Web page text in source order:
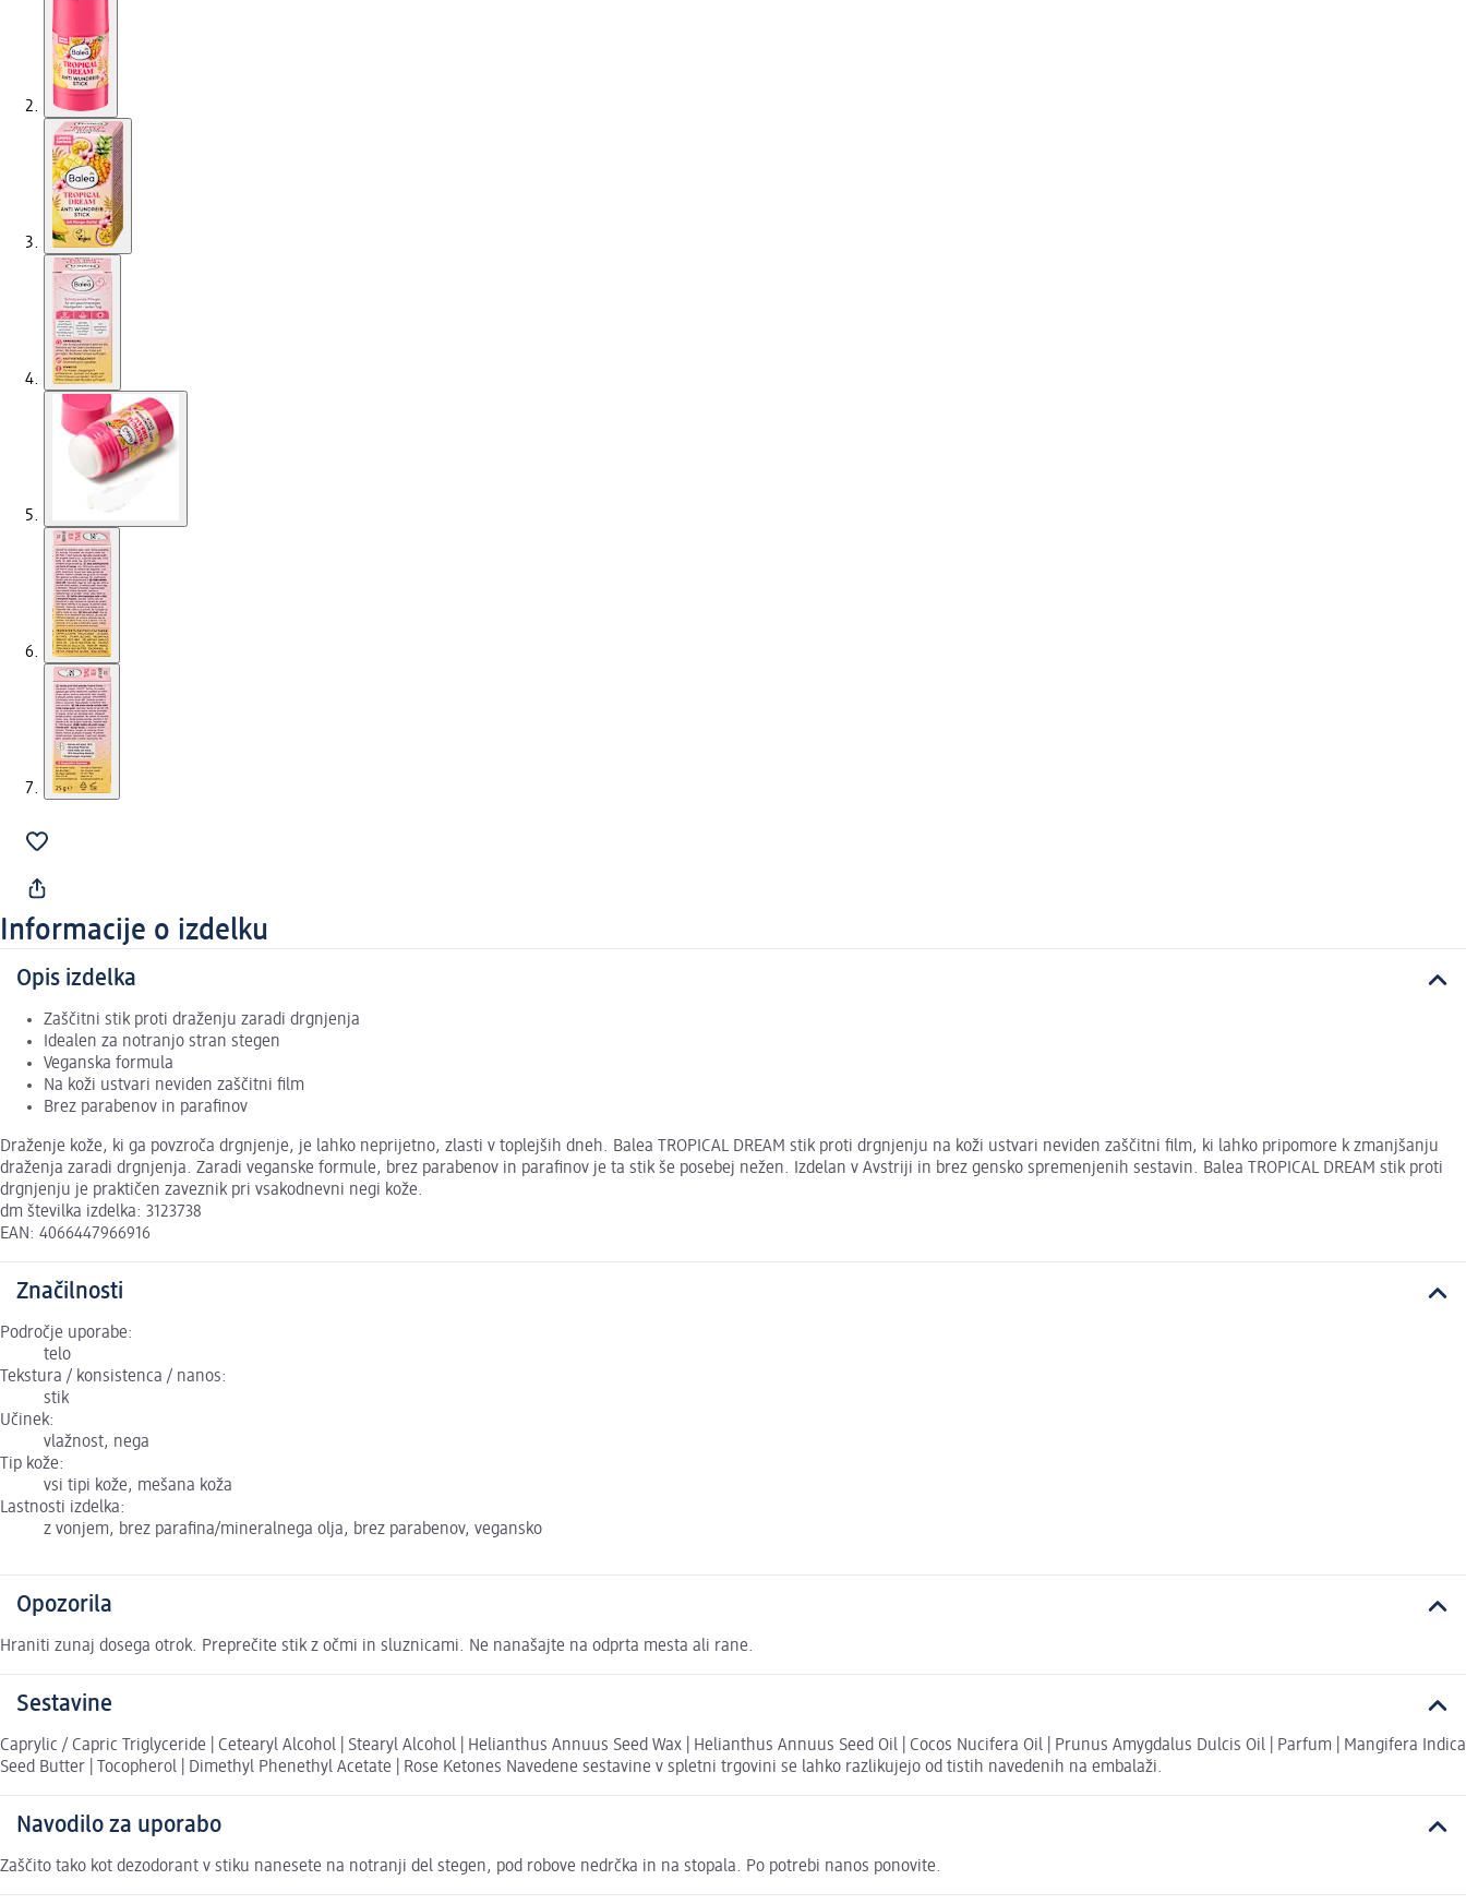
Informacije o izdelku
Opis izdelka
Zaščitni stik proti draženju zaradi drgnjenja
Idealen za notranjo stran stegen
Veganska formula
Na koži ustvari neviden zaščitni film
Brez parabenov in parafinov
Draženje kože, ki ga povzroča drgnjenje, je lahko neprijetno, zlasti v toplejših dneh. Balea TROPICAL DREAM stik proti drgnjenju na koži ustvari neviden zaščitni film, ki lahko pripomore k zmanjšanju
draženja zaradi drgnjenja. Zaradi veganske formule, brez parabenov in parafinov je ta stik še posebej nežen. Izdelan v Avstriji in brez gensko spremenjenih sestavin. Balea TROPICAL DREAM stik proti
drgnjenju je praktičen zaveznik pri vsakodnevni negi kože.
dm številka izdelka: 3123738
EAN: 4066447966916
Značilnosti
Področje uporabe:
telo
Tekstura / konsistenca / nanos:
stik
Učinek:
vlažnost, nega
Tip kože:
vsi tipi kože, mešana koža
Lastnosti izdelka:
z vonjem, brez parafina/mineralnega olja, brez parabenov, vegansko
Opozorila
Hraniti zunaj dosega otrok. Preprečite stik z očmi in sluznicami. Ne nanašajte na odprta mesta ali rane.
Sestavine
Caprylic / Capric Triglyceride | Cetearyl Alcohol | Stearyl Alcohol | Helianthus Annuus Seed Wax | Helianthus Annuus Seed Oil | Cocos Nucifera Oil | Prunus Amygdalus Dulcis Oil | Parfum | Mangifera Indica
Seed Butter | Tocopherol | Dimethyl Phenethyl Acetate | Rose Ketones Navedene sestavine v spletni trgovini se lahko razlikujejo od tistih navedenih na embalaži.
Navodilo za uporabo
Zaščito tako kot dezodorant v stiku nanesete na notranji del stegen, pod robove nedrčka in na stopala. Po potrebi nanos ponovite.